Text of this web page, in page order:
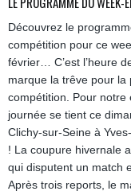
Découvrez le
compétition pour ce
février… C’est l’heure
marque la trêve pour la
compétition. Pour
journée se tient ce
Clichy-sur-Seine à
! La coupure hivernale
qui disputent un match
Après trois reports, le